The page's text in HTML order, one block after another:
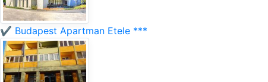
✔️ Budapest Apartman Etele ***